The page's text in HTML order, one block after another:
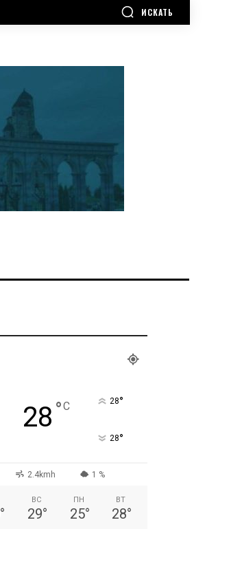
ИСКАТЬ
28 °C 28°
28°
2.4kmh 1 %
°
ВС
29°
ПН
25°
ВТ
28°